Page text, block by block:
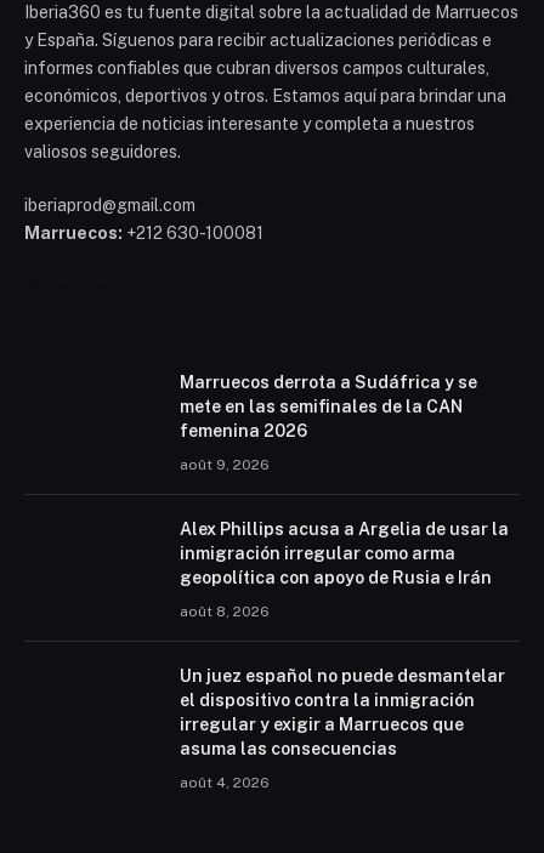
Iberia360 es tu fuente digital sobre la actualidad de Marruecos
y España. Síguenos para recibir actualizaciones periódicas e
informes confiables que cubran diversos campos culturales,
económicos, deportivos y otros. Estamos aquí para brindar una
experiencia de noticias interesante y completa a nuestros
valiosos seguidores.
iberiaprod@gmail.com
Marruecos: +212 630-100081
Marruecos derrota a Sudáfrica y se
mete en las semifinales de la CAN
femenina 2026
août 9, 2026
Alex Phillips acusa a Argelia de usar la
inmigración irregular como arma
geopolítica con apoyo de Rusia e Irán
août 8, 2026
Un juez español no puede desmantelar
el dispositivo contra la inmigración
irregular y exigir a Marruecos que
asuma las consecuencias
août 4, 2026